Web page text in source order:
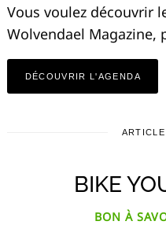
Vous voulez découvrir
Wolvendael Magazine,
DÉCOUVRIR L'AGENDA
BIKE
BON À